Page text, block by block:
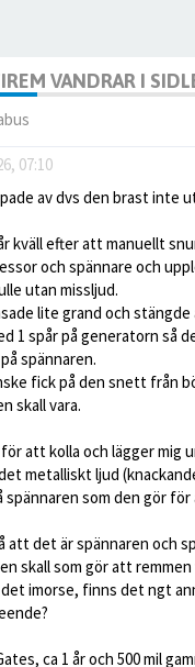
VANDRAR I
07:10
av dvs den brast inte
kväll efter att manuellt
och spännare och
utan missljud.
lite grand och stängde
1 spår på generatorn så
spännaren.
fick på den snett från
skall vara.
att kolla och lägger mig
metalliskt ljud
spännaren som den gör för
att det är spännaren och
skall som gör att remmen
imorse, finns det ngt
ca 1 år och 500 mil